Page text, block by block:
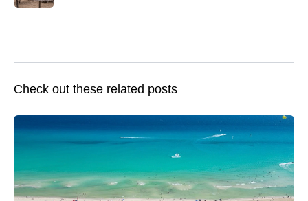
Check out these related posts